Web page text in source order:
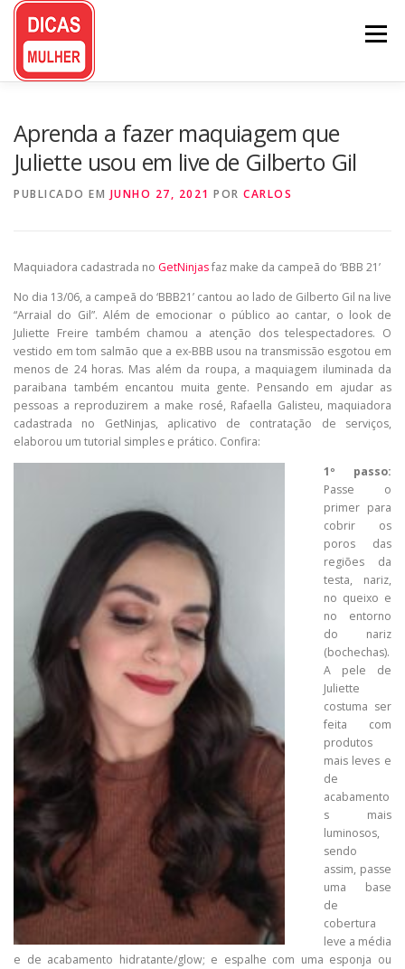
Pular
conteúdo
Menu
Aprenda a fazer maquiagem que
Juliette usou em live de Gilberto Gil
PUBLICADO EM JUNHO 27, 2021 POR CARLOS
Maquiadora cadastrada no GetNinjasfaz make da campeã do ‘BBB 21’
No dia 13/06, a campeã do ‘BBB21’ cantou ao lado de Gilberto Gil na live
“Arraial do Gil”. Além de emocionar o público ao cantar, o look de
Juliette Freire também chamou a atenção dos telespectadores. O
vestido em tom salmão que a ex-BBB usou na transmissão esgotou em
menos de 24 horas. Mas além da roupa, a maquiagem iluminada da
paraibana também encantou muita gente. Pensando em ajudar as
pessoas a reproduzirem a make rosé, Rafaella Galisteu, maquiadora
cadastrada no GetNinjas, aplicativo de contratação de serviços,
elaborou um tutorial simples e prático. Confira:
1º passo:
Passe o
primer para
cobrir os
poros das
regiões da
testa, nariz,
no queixo e
no entorno
do nariz
(bochechas).
A pele de
Juliette
costuma ser
feita com
produtos
mais leves e
de
acabamento
s mais
luminosos,
sendo
assim, passe
uma base
de
cobertura
leve a média
e de acabamento hidratante/glow; e espalhe com uma esponja ou